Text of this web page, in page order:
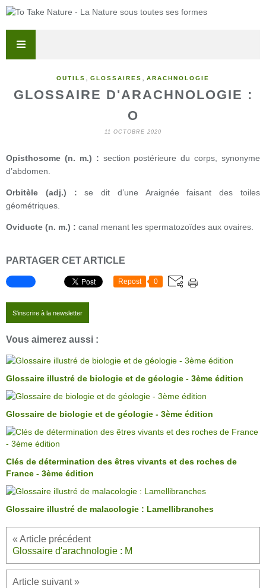
OUTILS GLOSSAIRES ARACHNOLOGIE
GLOSSAIRE D'ARACHNOLOGIE :
O
11 OCTOBRE 2020
Opisthosome (n. m.) : section postérieure du corps, synonyme
d’abdomen.
Orbitèle (adj.) : se dit d’une Araignée faisant des toiles
géométriques.
Oviducte (n. m.) : canal menant les spermatozoïdes aux ovaires.
PARTAGER CET ARTICLE
Repost 0
S'inscrire à la newsletter
Vous aimerez aussi :
Glossaire illustré de biologie et de géologie - 3ème édition
Glossaire de biologie et de géologie - 3ème édition
Clés de détermination des êtres vivants et des roches de
France - 3ème édition
Glossaire illustré de malacologie : Lamellibranches
Glossaire d'arachnologie : M